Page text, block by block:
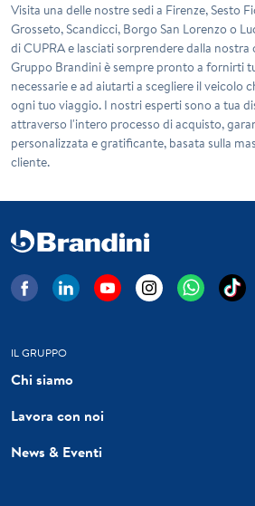
Visita una delle nostre sedi a Firenze, Sesto
Grosseto, Scandicci, Borgo San Lorenzo o
di CUPRA e lasciati sorprendere dalla
Gruppo Brandini è sempre pronto a fornirti
necessarie e ad aiutarti a scegliere il veicolo
ogni tuo viaggio. I nostri esperti sono a tua
attraverso l'intero processo di acquisto,
personalizzata e gratificante, basata sulla
cliente.
IL GRUPPO
Chi siamo
Lavora con noi
News & Eventi